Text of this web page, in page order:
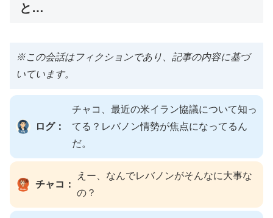
と…
※この会話はフィクションであり、記事の内容に基づ
いています。
ログ：
チャコ、最近の米イラン協議について知っ
てる？レバノン情勢が焦点になってるん
だ。
チャコ：
えー、なんでレバノンがそんなに大事な
の？